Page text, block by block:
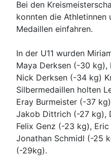
Bei den
konnten die Athletinnen
Medaillen einfahren.
In der U11 wurden
Maya Derksen (-30
Nick Derksen (-34 kg)
Silbermedaillen holten
Eray Burmeister (-37
Jakob Dittrich (-27 kg),
Felix Genz (-23 kg),
Jonathan Schmidl (-25
(-29kg).